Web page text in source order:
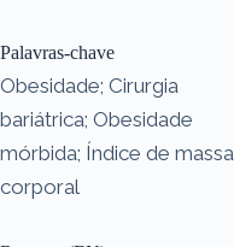
Palavras-chave
Obesidade; Cirurgia
bariátrica; Obesidade
mórbida; Índice de massa
corporal